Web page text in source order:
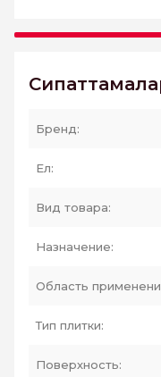
Бренд:
Ел:
Вид товара:
Назначение:
Область
Тип плитки:
Поверхность: